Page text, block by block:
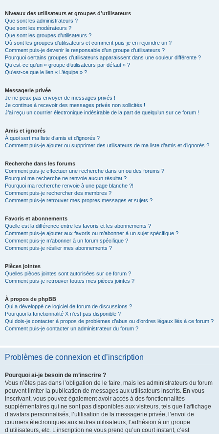
Niveaux des utilisateurs et groupes d’utilisateurs
Que sont les administrateurs ?
Que sont les modérateurs ?
Que sont les groupes d’utilisateurs ?
Où sont les groupes d’utilisateurs et comment puis-je en rejoindre un ?
Comment puis-je devenir le responsable d’un groupe d’utilisateurs ?
Pourquoi certains groupes d’utilisateurs apparaissent dans une couleur différente ?
Qu’est-ce qu’un « groupe d’utilisateurs par défaut » ?
Qu’est-ce que le lien « L’équipe » ?
Messagerie privée
Je ne peux pas envoyer de messages privés !
Je continue à recevoir des messages privés non sollicités !
J’ai reçu un courrier électronique indésirable de la part de quelqu’un sur ce forum !
Amis et ignorés
À quoi sert ma liste d’amis et d’ignorés ?
Comment puis-je ajouter ou supprimer des utilisateurs de ma liste d’amis et d’ignorés ?
Recherche dans les forums
Comment puis-je effectuer une recherche dans un ou des forums ?
Pourquoi ma recherche ne renvoie aucun résultat ?
Pourquoi ma recherche renvoie à une page blanche ?!
Comment puis-je rechercher des membres ?
Comment puis-je retrouver mes propres messages et sujets ?
Favoris et abonnements
Quelle est la différence entre les favoris et les abonnements ?
Comment puis-je ajouter aux favoris ou m’abonner à un sujet spécifique ?
Comment puis-je m’abonner à un forum spécifique ?
Comment puis-je résilier mes abonnements ?
Pièces jointes
Quelles pièces jointes sont autorisées sur ce forum ?
Comment puis-je retrouver toutes mes pièces jointes ?
À propos de phpBB
Qui a développé ce logiciel de forum de discussions ?
Pourquoi la fonctionnalité X n’est pas disponible ?
Qui dois-je contacter à propos de problèmes d’abus ou d’ordres légaux liés à ce forum ?
Comment puis-je contacter un administrateur du forum ?
Problèmes de connexion et d’inscription
Pourquoi ai-je besoin de m’inscrire ?
Vous n’êtes pas dans l’obligation de le faire, mais les administrateurs du forum
peuvent limiter la publication de messages aux utilisateurs inscrits. En vous
inscrivant, vous pouvez également avoir accès à des fonctionnalités
supplémentaires qui ne sont pas disponibles aux visiteurs, tels que l’affichage
d’avatars personnalisés, l’utilisation de la messagerie privée, l’envoi de
courriers électroniques aux autres utilisateurs, l’adhésion à un groupe
d’utilisateurs, etc. L’inscription ne vous prend qu’un court instant, c’est